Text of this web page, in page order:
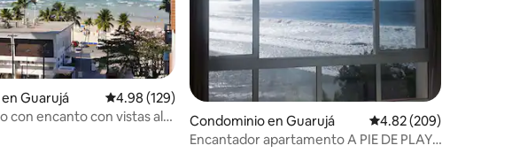
5; 148 evaluaciones
Guarujá Calificación promedio: 4.98 de 5; 129 evaluaciones
4.98 (129)
con encanto con vistas al
Condominio en Guarujá Calificación promedio:
4.82 (209)
Encantador apartamento A PIE DE PLAYA